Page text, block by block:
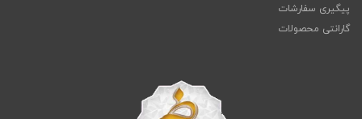
پیگیری سفارشات
گارانتی محصولات